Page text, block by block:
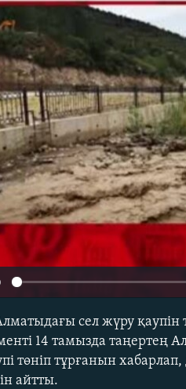
сел жүру
14 тамызда таңертең
төніп тұрғанын
айтты.